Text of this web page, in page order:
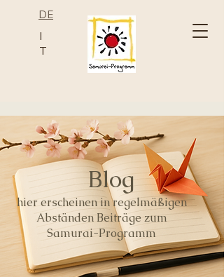
DE
I
T
Blog
hier erscheinen in regelmäßigen
Abständen Beiträge zum
Samurai-Programm